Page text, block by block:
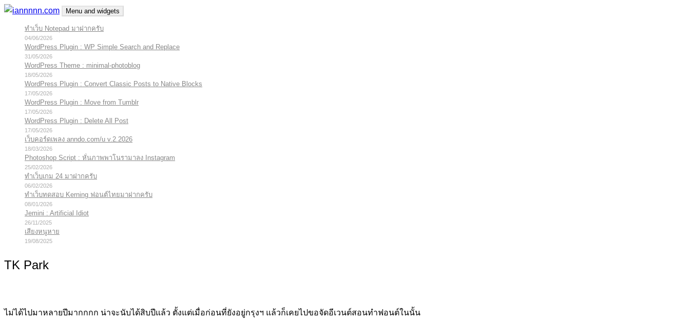
Skip
content
iannnnn.com
ความจริงมีสองด้าน คือจริงของมึง กับจริงของกู
Menu and widgets
ทำเว็บ Notepad มาฝากครับ
04/06/2026
WordPress Plugin : WP Simple Search and Replace
31/05/2026
WordPress Theme : minimal-photoblog
18/05/2026
WordPress Plugin : Convert Classic Posts to Native Blocks
17/05/2026
WordPress Plugin : Move from Tumblr
17/05/2026
WordPress Plugin : Delete All Post
17/05/2026
เว็บคอร์ดเพลง anndo.com/u v.2.2026
18/03/2026
Photoshop Script : หั่นภาพพาโนรามาลง Instagram
25/02/2026
ทำเว็บเกม 24 มาฝากครับ
06/02/2026
ทำเว็บทดสอบ Kerning ฟอนต์ไทยมาฝากครับ
08/01/2026
Jemini : Artificial Idiot
26/11/2025
เสียงหนูหาย
19/08/2025
TK Park
ไม่ได้ไปมาหลายปีมากกกก น่าจะนับได้สิบปีแล้ว ตั้งแต่เมื่อก่อนที่ยังอยู่กรุงฯ แล้วก็เคยไปขอจัดอีเวนต์สอนทำฟอนต์ในนั้น